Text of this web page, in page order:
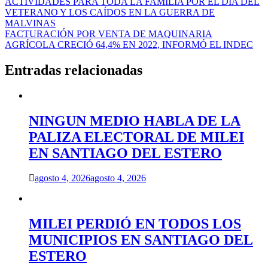
Navegación
de
entradas
VETERANO Y LOS CAÍDOS EN LA GUERRA DE
MALVINAS
FACTURACIÓN POR VENTA DE MAQUINARIA
AGRÍCOLA CRECIÓ 64,4% EN 2022, INFORMÓ EL INDEC
Entradas relacionadas
NINGUN MEDIO HABLA DE LA
PALIZA ELECTORAL DE MILEI
EN SANTIAGO DEL ESTERO
agosto 4, 2026agosto 4, 2026
MILEI PERDIÓ EN TODOS LOS
MUNICIPIOS EN SANTIAGO DEL
ESTERO